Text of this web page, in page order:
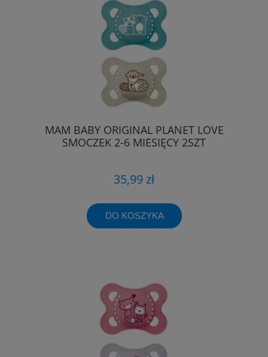
MAM BABY ORIGINAL PLANET LOVE
SMOCZEK 2-6 MIESIĘCY 2SZT
35,99 zł
DO KOSZYKA